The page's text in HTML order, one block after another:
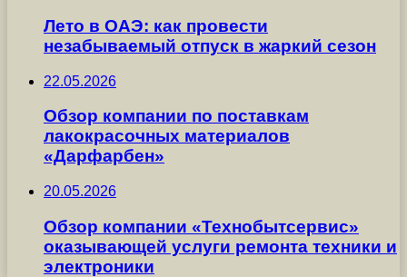
Лето в ОАЭ: как провести
незабываемый отпуск в жаркий сезон
22.05.2026
Обзор компании по поставкам
лакокрасочных материалов
«Дарфарбен»
20.05.2026
Обзор компании «Технобытсервис»
оказывающей услуги ремонта техники и
электроники